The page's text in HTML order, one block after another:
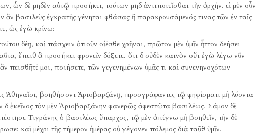
ὧν δὲ μηδὲν αὐτῷ προσήκει, τούτων μηδ ἀντιποιεῖσθαι τὴν ἀρχήν. εἰ μὲν οὖν
βασιλεὺς ἐγκρατὴς γένηται φθάσας ἢ παρακρουσάμενός τινας τῶν ἐν ταῖς
ὡς ἐγὼ κρίνω:
δέῃ, καὶ πάσχειν ὁτιοῦν οἰέσθε χρῆναι, πρῶτον μὲν ὑμῖν ἧττον δεήσει
ἔπειθ ἃ προσήκει φρονεῖν δόξετε. ὅτι δ οὐδὲν καινὸν οὔτ ἐγὼ λέγω νῦν
πεισθῆτέ μοι, ποιήσετε, τῶν γεγενημένων ὑμᾶς τι καὶ συνενηνοχότων
Ἀθηναῖοι, βοηθήσοντ Ἀριοβαρζάνῃ, προσγράψαντες τῷ ψηφίσματι μὴ λύοντα
δ ἐκεῖνος τὸν μὲν Ἀριοβαρζάνην φανερῶς ἀφεστῶτα βασιλέως, Σάμον δὲ
Τιγράνης ὁ βασιλέως ὕπαρχος, τῷ μὲν ἀπέγνω μὴ βοηθεῖν, τὴν δὲ
καὶ μέχρι τῆς τήμερον ἡμέρας οὐ γέγονεν πόλεμος διὰ ταῦθ ὑμῖν.